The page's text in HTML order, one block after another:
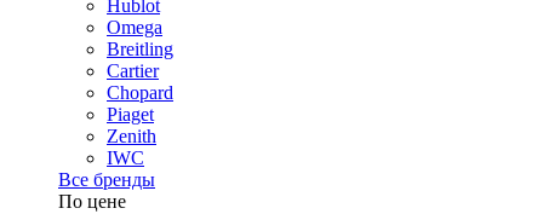
Hublot
Omega
Breitling
Cartier
Chopard
Piaget
Zenith
IWC
Все бренды
По цене